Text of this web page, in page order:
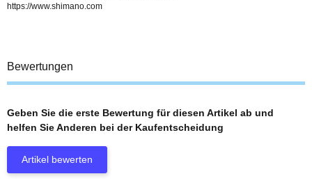
https://www.shimano.com
Bewertungen
Geben Sie die erste Bewertung für diesen Artikel ab und
helfen Sie Anderen bei der Kaufentscheidung
Artikel bewerten